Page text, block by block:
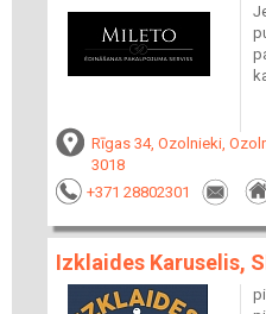
Rīgas 34, Ozolnieki,
3018
+371 28802301
Izklaides Karuselis,